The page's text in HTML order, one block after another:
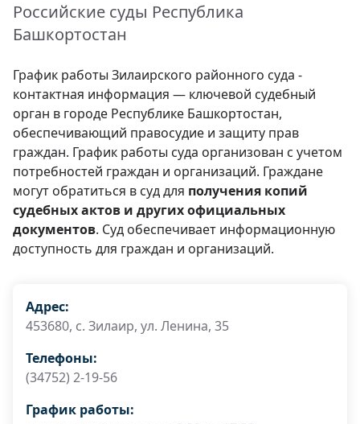
Российские суды Республика
Башкортостан
График работы Зилаирского районного суда -
контактная информация — ключевой судебный
орган в городе Республике Башкортостан,
обеспечивающий правосудие и защиту прав
граждан. График работы суда организован с учетом
потребностей граждан и организаций. Граждане
могут обратиться в суд для получения копий
судебных актов и других официальных
документов. Суд обеспечивает информационную
доступность для граждан и организаций.
Адрес:
453680, c. Зилаир, ул. Ленина, 35
Телефоны:
(34752) 2-19-56
График работы: